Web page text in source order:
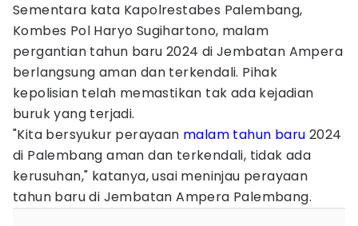
Sementara kata Kapolrestabes Palembang,
Kombes Pol Haryo Sugihartono, malam
pergantian tahun baru 2024 di Jembatan Ampera
berlangsung aman dan terkendali. Pihak
kepolisian telah memastikan tak ada kejadian
buruk yang terjadi.
"Kita bersyukur perayaan malam tahun baru 2024
di Palembang aman dan terkendali, tidak ada
kerusuhan," katanya, usai meninjau perayaan
tahun baru di Jembatan Ampera Palembang.